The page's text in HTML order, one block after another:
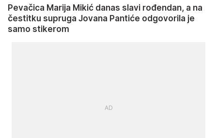
Pevačica Marija Mikić danas slavi rođendan, a na
čestitku supruga Jovana Pantiće odgovorila je
samo stikerom